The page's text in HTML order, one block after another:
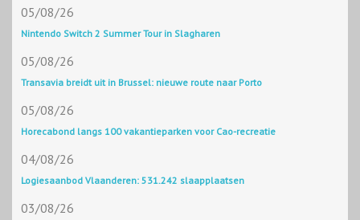
05/08/26
Nintendo Switch 2 Summer Tour in Slagharen
05/08/26
Transavia breidt uit in Brussel: nieuwe route naar Porto
05/08/26
Horecabond langs 100 vakantieparken voor Cao-recreatie
04/08/26
Logiesaanbod Vlaanderen: 531.242 slaapplaatsen
03/08/26